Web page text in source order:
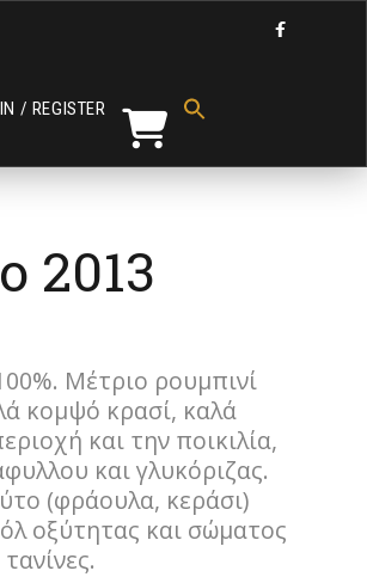

/ REGISTER
2013
Mέτριο ρουμπινί
κομψό κρασί, καλά
και την ποικιλία,
και γλυκόριζας.
(φράουλα, κεράσι)
οξύτητας και σώματος